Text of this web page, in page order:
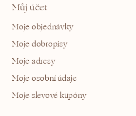
Můj účet
Moje objednávky
Moje dobropisy
Moje adresy
Moje osobní údaje
Moje slevové kupóny